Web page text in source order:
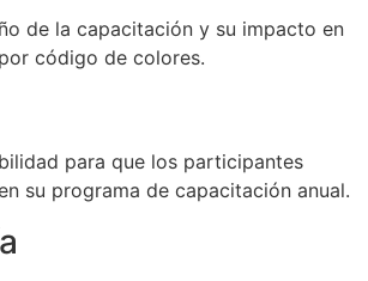
de la capacitación y su impacto en
código de colores.
para que los participantes
su programa de capacitación anual.